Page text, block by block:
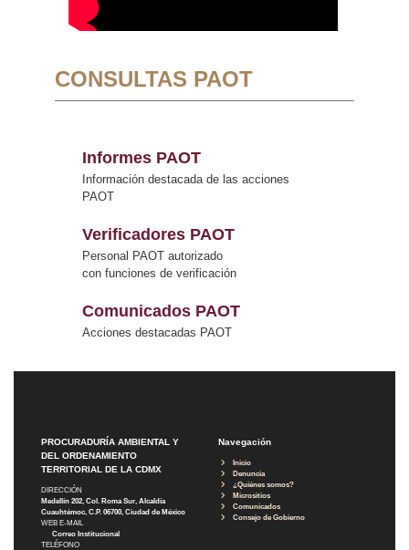
CONSULTAS PAOT
Informes PAOT
Información destacada de las acciones
PAOT
Verificadores PAOT
Personal PAOT autorizado
con funciones de verificación
Comunicados PAOT
Acciones destacadas PAOT
PROCURADURÍA AMBIENTAL Y
DEL ORDENAMIENTO
TERRITORIAL DE LA CDMX
DIRECCIÓN
Medellín 202, Col. Roma Sur, Alcaldía
Cuauhtémoc, C.P. 06700, Ciudad de México
WEB E-MAIL
Correo Institucional
TELÉFONO
Navegación
Inicio
Denuncia
¿Quiénes somos?
Micrositios
Comunicados
Consejo de Gobierno